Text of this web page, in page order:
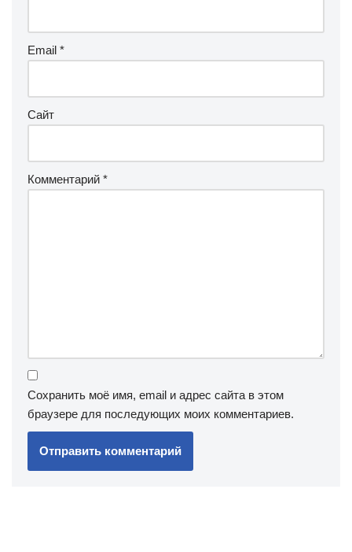
Email *
Сайт
Комментарий *
Сохранить моё имя, email и адрес сайта в этом
браузере для последующих моих комментариев.